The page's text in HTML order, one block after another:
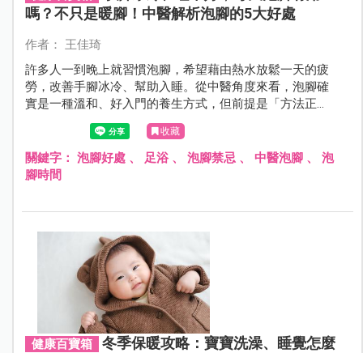
嗎？不只是暖腳！中醫解析泡腳的5大好處
作者： 王佳琦
許多人一到晚上就習慣泡腳，希望藉由熱水放鬆一天的疲
勞，改善手腳冰冷、幫助入睡。從中醫角度來看，泡腳確
實是一種溫和、好入門的養生方式，但前提是「方法正
確」。泡腳能帶來哪些實際好處？哪些穴道最值得留意？
孕婦、小孩或慢性病患者又該注意什麼？
收藏
關鍵字： 泡腳好處、 足浴、 泡腳禁忌、 中醫泡腳、 泡
腳時間
健康百寶箱
冬季保暖攻略：寶寶洗澡、睡覺怎麼